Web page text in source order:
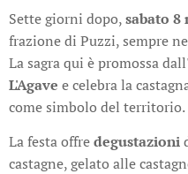
Sette giorni dopo,sabato 8
frazione di Puzzi, sempre
La sagra qui è promossa dall'
L'Agave e celebra la
come simbolo del territorio.
La festa offredegustazioni
castagne, gelato alle